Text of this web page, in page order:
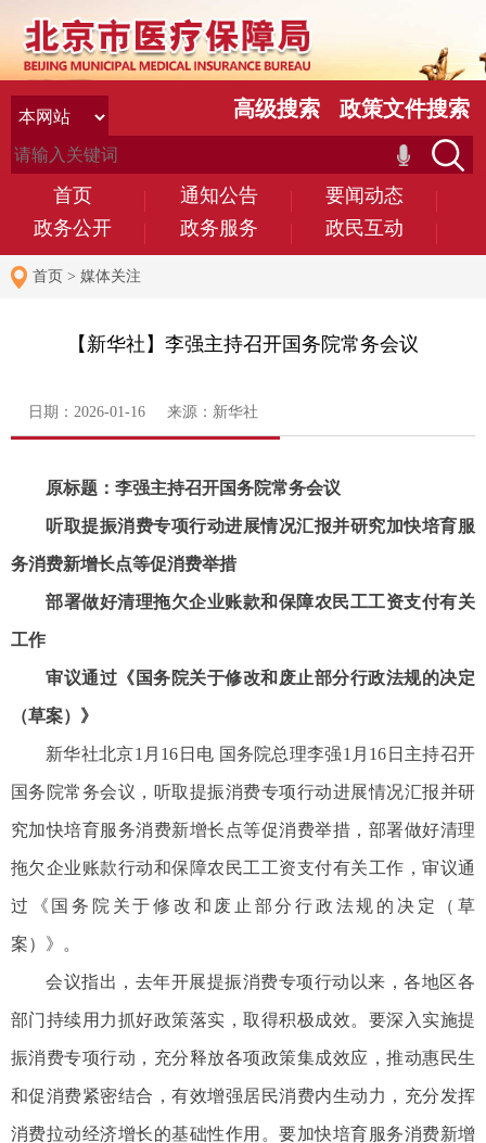
首页 通知公告
要闻动态
政务公开
政务服务 政民互动
高级搜索 政策文件搜索
首页 > 媒体关注
【新华社】李强主持召开国务院常务会议
日期：2026-01-16 来源：新华社
原标题：李强主持召开国务院常务会议
听取提振消费专项行动进展情况汇报并研究加快培育服
务消费新增长点等促消费举措
部署做好清理拖欠企业账款和保障农民工工资支付有关
工作
审议通过《国务院关于修改和废止部分行政法规的决定
（草案）》
新华社北京1月16日电 国务院总理李强1月16日主持召开
国务院常务会议，听取提振消费专项行动进展情况汇报并研
究加快培育服务消费新增长点等促消费举措，部署做好清理
拖欠企业账款行动和保障农民工工资支付有关工作，审议通
过《国务院关于修改和废止部分行政法规的决定（草
案）》。
会议指出，去年开展提振消费专项行动以来，各地区各
部门持续用力抓好政策落实，取得积极成效。要深入实施提
振消费专项行动，充分释放各项政策集成效应，推动惠民生
和促消费紧密结合，有效增强居民消费内生动力，充分发挥
消费拉动经济增长的基础性作用。要加快培育服务消费新增